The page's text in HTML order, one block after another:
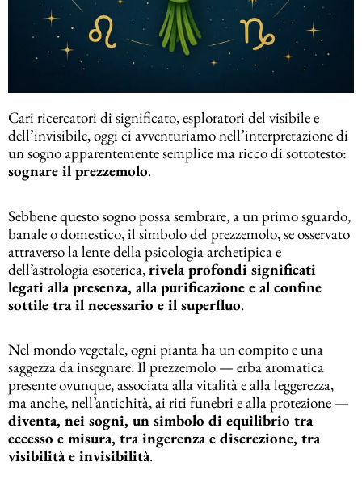
Cari ricercatori di significato, esploratori del visibile e
dell’invisibile, oggi ci avventuriamo nell’interpretazione di
un sogno apparentemente semplice ma ricco di sottotesto:
sognare il prezzemolo.
Sebbene questo sogno possa sembrare, a un primo sguardo,
banale o domestico, il simbolo del prezzemolo, se osservato
attraverso la lente della psicologia archetipica e
dell’astrologia esoterica,rivela profondi significati
legati alla presenza, alla purificazione e al confine
sottile tra il necessario e il superfluo.
Nel mondo vegetale, ogni pianta ha un compito e una
saggezza da insegnare. Il prezzemolo — erba aromatica
presente ovunque, associata alla vitalità e alla leggerezza,
ma anche, nell’antichità, ai riti funebri e alla protezione —
diventa, nei sogni, un simbolo di equilibrio tra
eccesso e misura, tra ingerenza e discrezione, tra
visibilità e invisibilità.